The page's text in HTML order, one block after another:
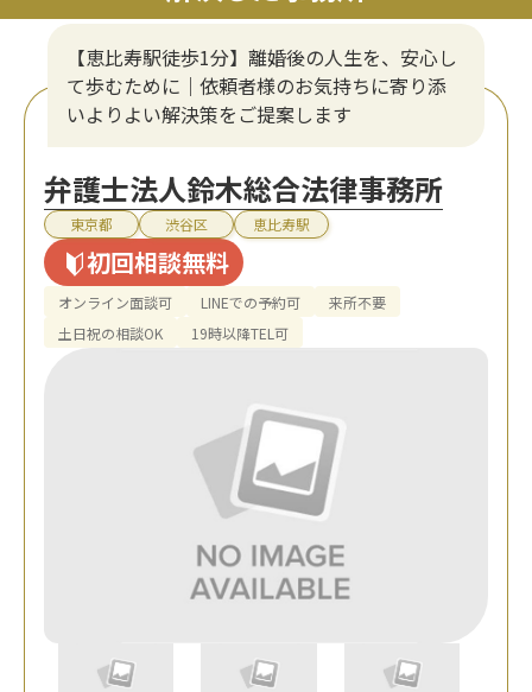
【恵比寿駅徒歩1分】離婚後の人生を、安心し
て歩むために｜依頼者様のお気持ちに寄り添
いよりよい解決策をご提案します
弁護士法人鈴木総合法律事務所
東京都 渋谷区 恵比寿駅
初回相談無料
オンライン面談可 LINEでの予約可
来所不要
土日祝の相談OK
19時以降TEL可